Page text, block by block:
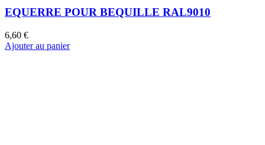
EQUERRE POUR BEQUILLE RAL9010
6,60 €
Ajouter au panier